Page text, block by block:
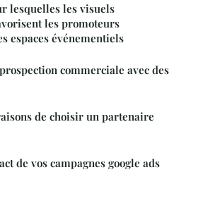
lesquelles les visuels
les promoteurs
espaces événementiels
commerciale avec des
de choisir un partenaire
de vos campagnes google ads